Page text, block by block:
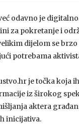
odavno je
za pokretanje i
dijelom se
potrebama
je točka koja
iz širokog
aktera
inicijativa.